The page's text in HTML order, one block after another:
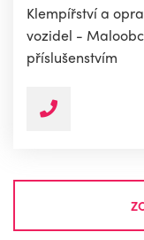
Klempířství a
vozidel -
příslušenstvím